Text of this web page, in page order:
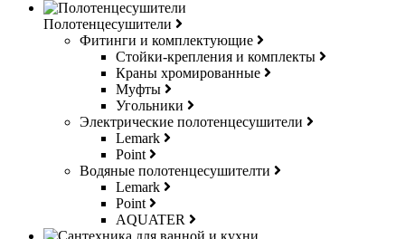
Полотенцесушители
Фитинги и комплектующие
Стойки-крепления и комплекты
Краны хромированные
Муфты
Угольники
Электрические полотенцесушители
Lemark
Point
Водяные полотенцесушителти
Lemark
Point
AQUATER